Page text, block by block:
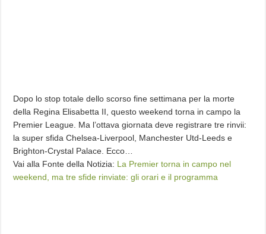
Dopo lo stop totale dello scorso fine settimana per la morte
della Regina Elisabetta II, questo weekend torna in campo la
Premier League. Ma l’ottava giornata deve registrare tre rinvii:
la super sfida Chelsea-Liverpool, Manchester Utd-Leeds e
Brighton-Crystal Palace. Ecco…
Vai alla Fonte della Notizia: La Premier torna in campo nel
weekend, ma tre sfide rinviate: gli orari e il programma